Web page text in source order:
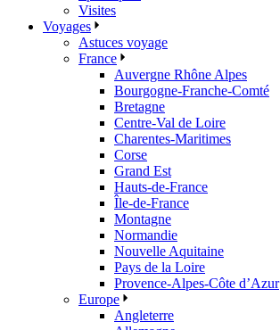
Visites
Voyages
Astuces voyage
France
Auvergne Rhône Alpes
Bourgogne-Franche-Comté
Bretagne
Centre-Val de Loire
Charentes-Maritimes
Corse
Grand Est
Hauts-de-France
Île-de-France
Montagne
Normandie
Nouvelle Aquitaine
Pays de la Loire
Provence-Alpes-Côte d’Azur
Europe
Angleterre